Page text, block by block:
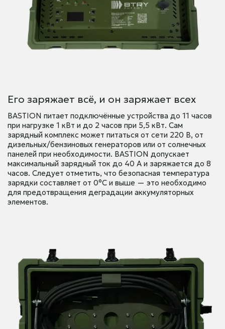
Его заряжает всё, и он заряжает всех
BASTION питает подключённые устройства до 11 часов
при нагрузке 1 кВт и до 2 часов при 5,5 кВт. Сам
зарядный комплекс может питаться от сети 220 В, от
дизельных/бензиновых генераторов или от солнечных
панелей при необходимости. BASTION допускает
максимальный зарядный ток до 40 А и заряжается до 8
часов. Следует отметить, что безопасная температура
зарядки составляет от 0°C и выше — это необходимо
для предотвращения деградации аккумуляторных
элементов.